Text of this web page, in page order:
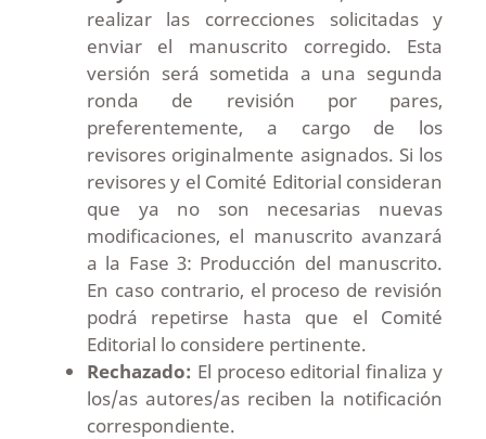
realizar las correcciones solicitadas y
enviar el manuscrito corregido. Esta
versión será sometida a una segunda
ronda de revisión por pares,
preferentemente, a cargo de los
revisores originalmente asignados. Si los
revisores y el Comité Editorial consideran
que ya no son necesarias nuevas
modificaciones, el manuscrito avanzará
a la Fase 3: Producción del manuscrito.
En caso contrario, el proceso de revisión
podrá repetirse hasta que el Comité
Editorial lo considere pertinente.
Rechazado: El proceso editorial finaliza y
los/as autores/as reciben la notificación
correspondiente.